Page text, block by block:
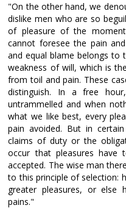
"On the other hand, we
dislike men who are so
of pleasure of the
cannot foresee the pain
and equal blame belongs to
weakness of will, which is
from toil and pain. These
distinguish. In a free
untrammelled and when
what we like best, every
pain avoided. But in
claims of duty or the
occur that pleasures have
accepted. The wise man
to this principle of selection:
greater pleasures, or else
pains."